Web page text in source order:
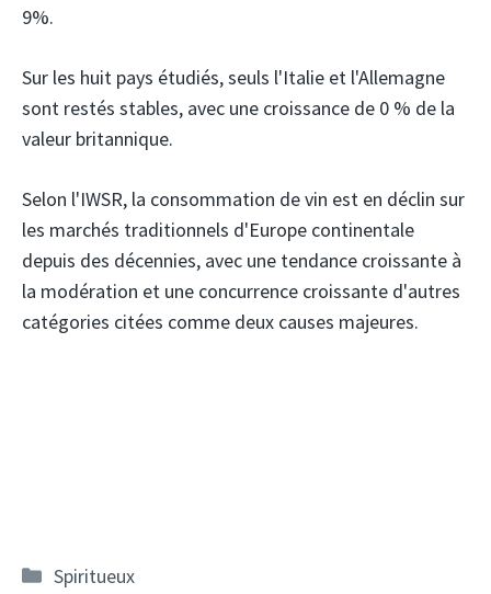
9%.
Sur les huit pays étudiés, seuls l'Italie et l'Allemagne
sont restés stables, avec une croissance de 0 % de la
valeur britannique.
Selon l'IWSR, la consommation de vin est en déclin sur
les marchés traditionnels d'Europe continentale
depuis des décennies, avec une tendance croissante à
la modération et une concurrence croissante d'autres
catégories citées comme deux causes majeures.
Catégories
Spiritueux